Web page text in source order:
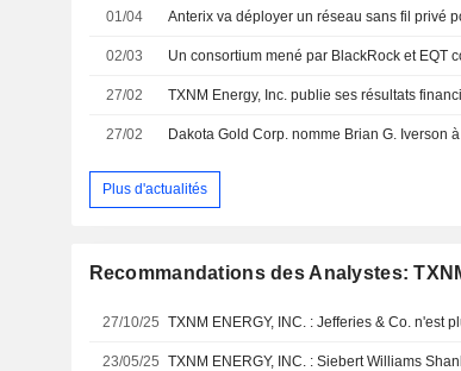
01/04 Anterix va déployer un réseau sans fil privé
02/03
27/02
27/02
Plus d'actualités
Recommandations des Analystes:
27/10/25 TXNM ENERGY, INC. : Jefferies & Co. n'est
23/05/25 TXNM ENERGY, INC. : Siebert Williams